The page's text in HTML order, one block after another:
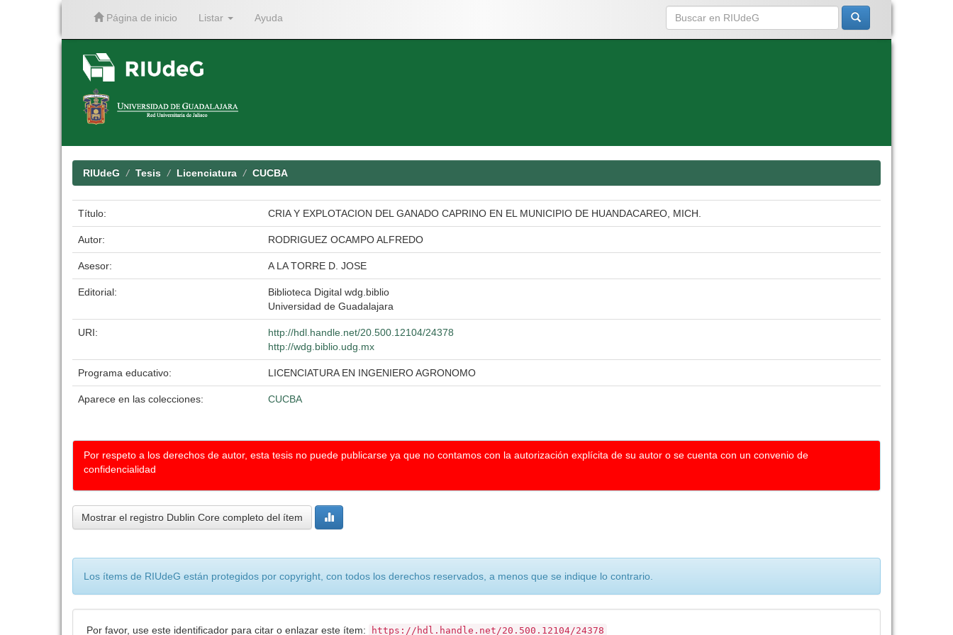
Página de inicio Listar Ayuda
RIUdeG Tesis Licenciatura CUCBA
Título: CRIA Y EXPLOTACION DEL GANADO CAPRINO EN EL MUNICIPIO DE HUANDACAREO, MICH.
Autor: RODRIGUEZ OCAMPO ALFREDO
Asesor: A LA TORRE D. JOSE
Editorial:
Biblioteca Digital wdg.biblio
Universidad de Guadalajara
URI:
http://hdl.handle.net/20.500.12104/24378
http://wdg.biblio.udg.mx
Programa educativo: LICENCIATURA EN INGENIERO AGRONOMO
Aparece en las colecciones: CUCBA
Por respeto a los derechos de autor, esta tesis no puede publicarse ya que no contamos con la autorización explícita de su autor o se cuenta con un convenio de
confidencialidad
Mostrar el registro Dublin Core completo del ítem
Los ítems de RIUdeG están protegidos por copyright, con todos los derechos reservados, a menos que se indique lo contrario.
Por favor, use este identificador para citar o enlazar este ítem: https://hdl.handle.net/20.500.12104/24378